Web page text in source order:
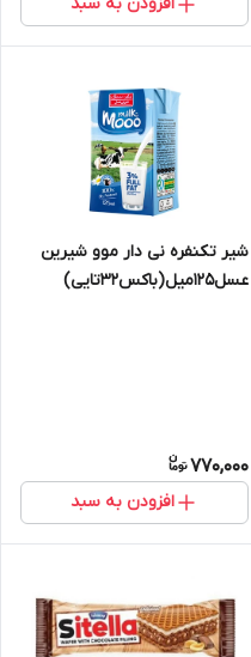
شیر تکنفره نی دار موو شیرین
عسل125میل(باکس32تایی)
770,000
افزودن به سبد